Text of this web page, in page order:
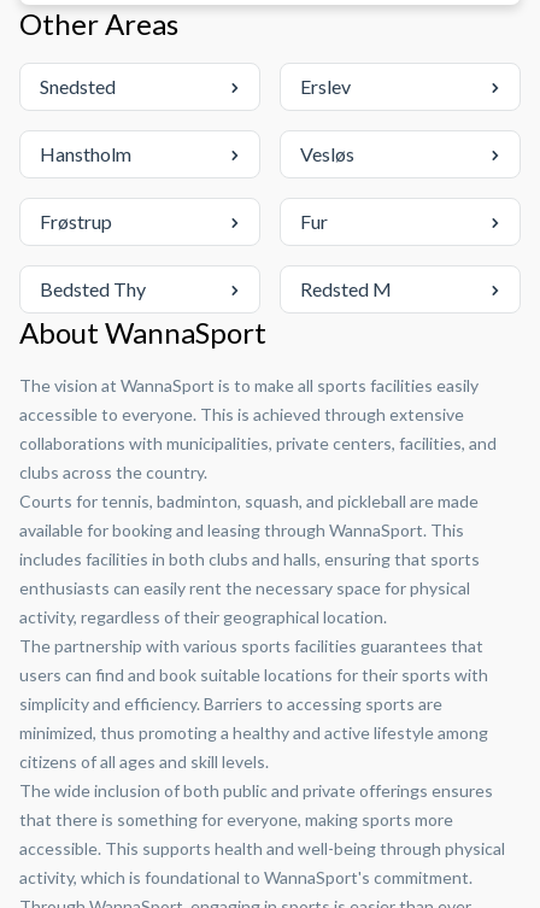
Other Areas
Snedsted Erslev
Hanstholm Vesløs
Frøstrup Fur
Bedsted Thy Redsted M
About WannaSport
The vision at WannaSport is to make all sports facilities easily
accessible to everyone. This is achieved through extensive
collaborations with municipalities, private centers, facilities, and
clubs across the country.
Courts for tennis, badminton, squash, and pickleball are made
available for booking and leasing through WannaSport. This
includes facilities in both clubs and halls, ensuring that sports
enthusiasts can easily rent the necessary space for physical
activity, regardless of their geographical location.
The partnership with various sports facilities guarantees that
users can find and book suitable locations for their sports with
simplicity and efficiency. Barriers to accessing sports are
minimized, thus promoting a healthy and active lifestyle among
citizens of all ages and skill levels.
The wide inclusion of both public and private offerings ensures
that there is something for everyone, making sports more
accessible. This supports health and well-being through physical
activity, which is foundational to WannaSport's commitment.